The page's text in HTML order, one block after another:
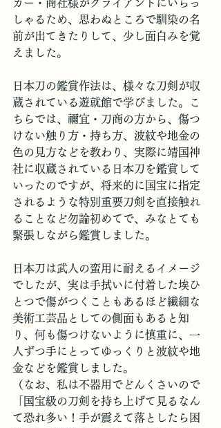
カー・商社様がクライアントにいらっ
しゃるため、思わぬところで馴染の名
前が出てきたりして、少し面白みを覚
えました。
日本刀の鑑賞作法は、様々な刀剣が収
蔵されている遊就館で学びました。こ
ちらでは、禰宜・刀商の方から、傷つ
けない触り方・持ち方、波紋や地金の
色の見方などを教わり、実際に靖国神
社に収蔵されている日本刀を鑑賞して
いったのですが、将来的に国宝に指定
されるような特別重要刀剣を直接触れ
ることなど勿論初めてで、みなとても
緊張しながら鑑賞しました。
日本刀は武人の蛮用に耐えるイメージ
でしたが、実は手拭いに付着した埃ひ
とつで傷がつくこともあるほど繊細な
美術工芸品としての側面もあると知
り、何も傷つけないように慎重に、一
人ずつ手にとってゆっくりと波紋や地
金などを鑑賞しました。
（なお、私は不器用でどんくさいので
「国宝級の刀剣を持ち上げて見るなん
て恐れ多い！手が震えて落としたら困